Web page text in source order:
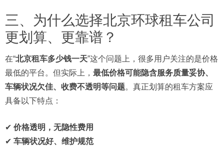
三、为什么选择北京环球租车公司
更划算、更靠谱？
在“北京租车多少钱一天”这个问题上，很多用户关注的是价格
最低的平台。但实际上， 最低价格可能隐含服务质量妥协、
车辆状况欠佳、收费不透明等问题。真正划算的租车方案应
具备以下特点：
✔ 价格透明，无隐性费用
✔ 车辆状况好、维护规范